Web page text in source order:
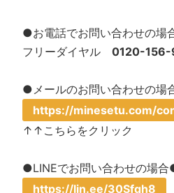
●お電話でお問い合わせの場
フリーダイヤル 0120-156-
●メールのお問い合わせの場
https://minesetu.com/
↑↑こちらをクリック
●LINEでお問い合わせの場
https://lin.ee/30Sfqh8